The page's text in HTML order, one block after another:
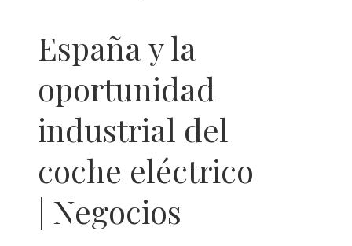
España y la
oportunidad
industrial del
coche eléctrico
| Negocios